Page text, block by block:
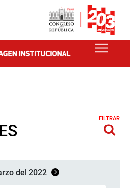
FILTRAR
del 2022